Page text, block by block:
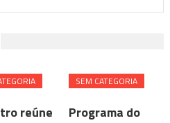
reúne
SEM CATEGORIA
Programa do